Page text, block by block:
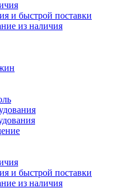
и быстрой поставки
и быстрой поставки